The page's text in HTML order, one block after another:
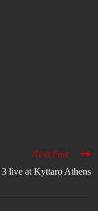
Next Post
live at Kyttaro Athens